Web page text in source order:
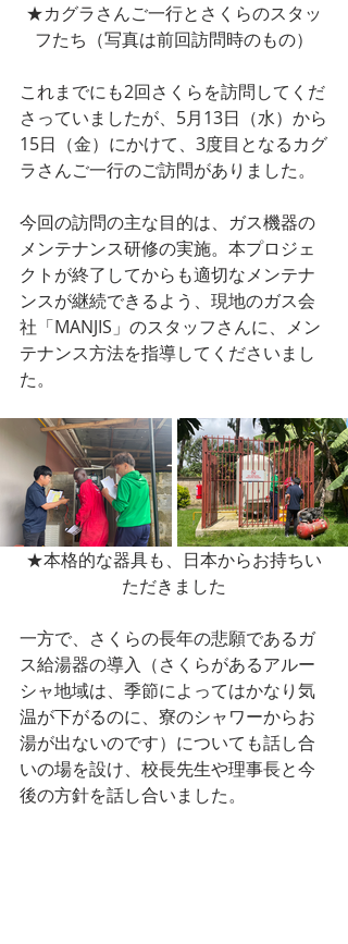
★カグラさんご一行とさくらのスタッ
フたち（写真は前回訪問時のもの）
これまでにも2回さくらを訪問してくだ
さっていましたが、5月13日（水）から
15日（金）にかけて、3度目となるカグ
ラさんご一行のご訪問がありました。
今回の訪問の主な目的は、ガス機器の
メンテナンス研修の実施。本プロジェ
クトが終了してからも適切なメンテナ
ンスが継続できるよう、現地のガス会
社「MANJIS」のスタッフさんに、メン
テナンス方法を指導してくださいまし
た。
★本格的な器具も、日本からお持ちい
ただきました
一方で、さくらの長年の悲願であるガ
ス給湯器の導入（さくらがあるアルー
シャ地域は、季節によってはかなり気
温が下がるのに、寮のシャワーからお
湯が出ないのです）についても話し合
いの場を設け、校長先生や理事長と今
後の方針を話し合いました。